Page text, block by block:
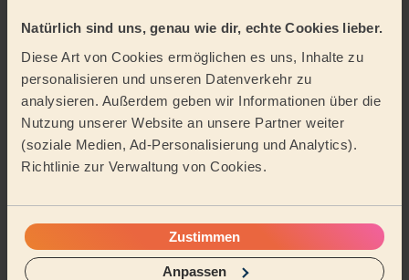
Natürlich sind uns, genau wie dir, echte Cookies lieber.
Diese Art von Cookies ermöglichen es uns, Inhalte zu
personalisieren und unseren Datenverkehr zu
analysieren. Außerdem geben wir Informationen über die
Nutzung unserer Website an unsere Partner weiter
(soziale Medien, Ad-Personalisierung und Analytics).
Richtlinie zur Verwaltung von Cookies.
Zustimmen
Anpassen
Reinigungsmittel
Tätigkeitsbereich